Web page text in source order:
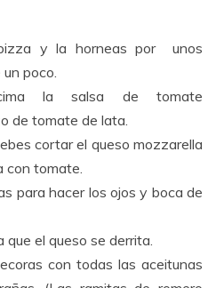
y la horneas por unos
poco.
la salsa de tomate
de tomate de lata.
cortar el queso mozzarella
con tomate.
para hacer los ojos y boca de
el queso se derrita.
con todas las aceitunas